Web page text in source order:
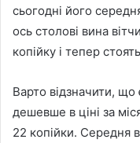
сьогодні його
ось столові вина
копійку і тепер
Варто відзначити,
дешевше в ціні за
22 копійки. Середня